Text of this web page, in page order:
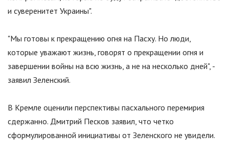
и суверенитет Украины".
"Мы готовы к прекращению огня на Пасху. Но люди,
которые уважают жизнь, говорят о прекращении огня и
завершении войны на всю жизнь, а не на несколько дней", -
заявил Зеленский.
В Кремле оценили перспективы пасхального перемирия
сдержанно. Дмитрий Песков заявил, что четко
сформулированной инициативы от Зеленского не увидели.